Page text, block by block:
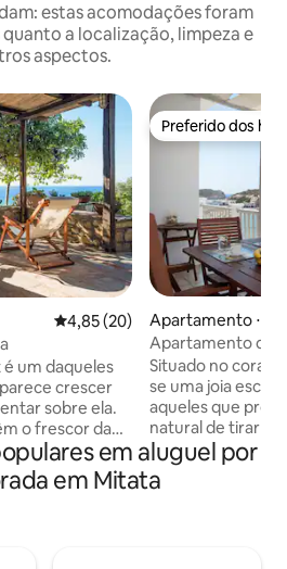
estas acomodações foram
a localização, limpeza e
aspectos.
4,85 de uma avaliação média
4,85 (20)
um daqueles
crescer
sobre ela.
o frescor da
do dia, uma
o quarto
silencioso, e
Preferido dos
Preferido dos
Apartamento ⋅
Apartamento da
Situado no
se uma joia
aqueles que
natural de tirar o
apartamento
mistura
conveniência e
em aluguel por
em Mitata